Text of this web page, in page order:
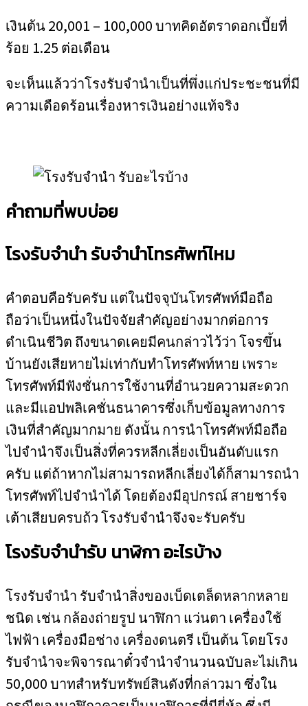
เงินต้น 20,001 – 100,000 บาทคิดอัตราดอกเบี้ยที่
ร้อย 1.25 ต่อเดือน
จะเห็นแล้วว่าโรงรับจำนำเป็นที่พึ่งแก่ประชะชนที่มี
ความเดือดร้อนเรื่องหารเงินอย่างแท้จริง
คำถามที่พบบ่อย
โรงรับจำนำ รับจำนำโทรศัพท์ไหม
คำตอบคือรับครับ แต่ในปัจจุบันโทรศัพท์มือถือ
ถือว่าเป็นหนึ่งในปัจจัยสำคัญอย่างมากต่อการ
ดำเนินชีวิต ถึงขนาดเคยมีคนกล่าวไว้ว่า โจรขึ้น
บ้านยังเสียหายไม่เท่ากับทำโทรศัพท์หาย เพราะ
โทรศัพท์มีฟังชั่นการใช้งานที่อำนวยความสะดวก
และมีแอปพลิเคชั่นธนาคารซึ่งเก็บข้อมูลทางการ
เงินที่สำคัญมากมาย ดังนั้น การนำโทรศัพท์มือถือ
ไปจำนำจึงเป็นสิ่งที่ควรหลีกเลี่ยงเป็นอันดับแรก
ครับ แต่ถ้าหากไม่สามารถหลีกเลี่ยงได้ก็สามารถนำ
โทรศัพท์ไปจำนำได้ โดยต้องมีอุปกรณ์ สายชาร์จ
เต้าเสียบครบถ้ว โรงรับจำนำจึงจะรับครับ
โรงรับจำนำรับ นาฬิกา อะไรบ้าง
โรงรับจำนำ รับจำนำสิ่งของเบ็ดเตล็ดหลากหลาย
ชนิด เช่น กล้องถ่ายรูป นาฬิกา แว่นตา เครื่องใช้
ไฟฟ้า เครื่องมือช่าง เครื่องดนตรี เป็นต้น โดยโรง
รับจำนำจะพิจารณาตั๋วจำนำจำนวนฉบับละไม่เกิน
50,000 บาทสำหรับทรัพย์สินดังที่กล่าวมา ซึ่งใน